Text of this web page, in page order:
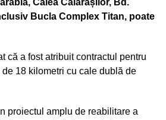
Calea Călărașilor, Bd.
Bucla Complex Titan, poate
că a fost atribuit contractul pentru
18 kilometri cu cale dublă de
proiectul amplu de reabilitare a